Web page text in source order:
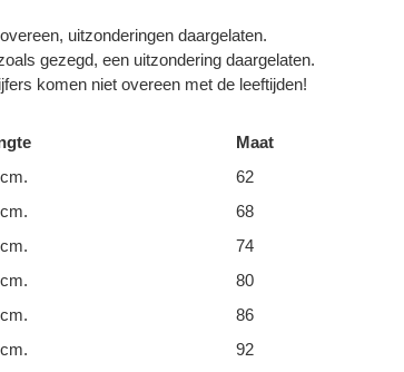
uitzonderingen daargelaten.
gezegd, een uitzondering daargelaten.
komen niet overeen met de leeftijden!
Maat
62
68
74
80
86
92